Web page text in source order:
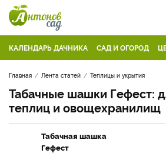
КАЛЕНДАРЬ ДАЧНИКА САД И ОГОРОД
Главная Лента статей Теплицы и укрытия
Табачные шашки Гефест:
теплиц и овощехранилищ
Табачная шашка
Гефест